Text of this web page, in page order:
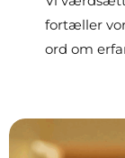
fortæller
ord om